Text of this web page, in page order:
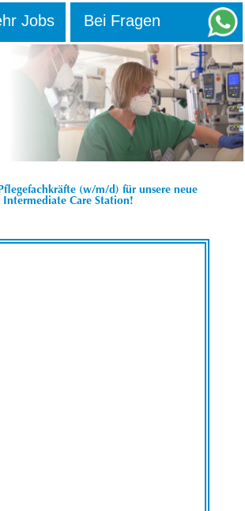
Jobs Bei Fragen
(w/m/d) für unsere neue
Intermediate Care Station!